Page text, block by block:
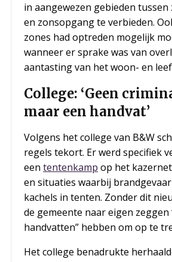
in aangewezen gebieden
en zonsopgang te verbieden.
zones had optreden mogelijk
wanneer er sprake was van
aantasting van het woon- en
College: ‘Geen
maar een handvat’
Volgens het college van B&W
regels tekort. Er werd specifiek
een tentenkamp op het
en situaties waarbij
kachels in tenten. Zonder dit
de gemeente naar eigen zeggen
handvatten” hebben om op te
Het college benadrukte